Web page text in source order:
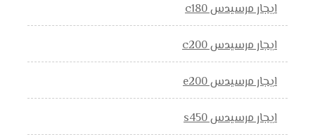
ايجار مرسيدس c180
ايجار مرسيدس c200
ايجار مرسيدس e200
ايجار مرسيدس s450